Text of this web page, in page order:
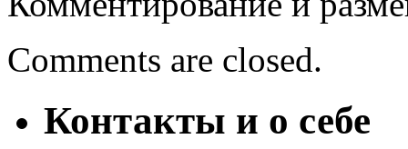
Comments are closed.
Контакты и о себе